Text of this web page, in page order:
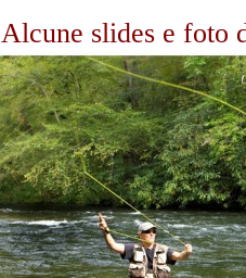
Alcune slides e foto